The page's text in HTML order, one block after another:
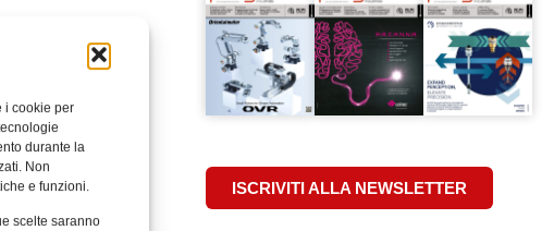
i cookie per
durante la
Non
e funzioni.
scelte saranno
ISCRIVITI ALLA NEWSLETTER